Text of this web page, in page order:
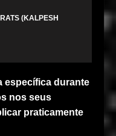
(KALPESH
específica durante
nos seus
praticamente